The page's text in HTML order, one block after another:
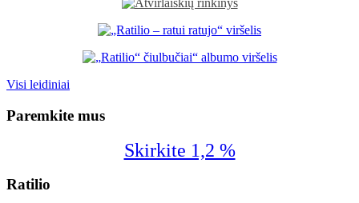
Visi leidiniai
Paremkite mus
Skirkite 1,2 %
Ratilio